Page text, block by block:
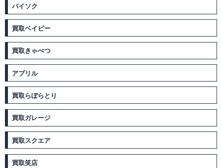
バイソク
買取ベイビー
買取きゃべつ
アプリル
買取らぼらとり
買取ガレージ
買取スクエア
買取笑店